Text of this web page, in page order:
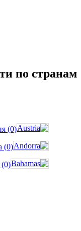
по странам
(0)
(0)
(0)